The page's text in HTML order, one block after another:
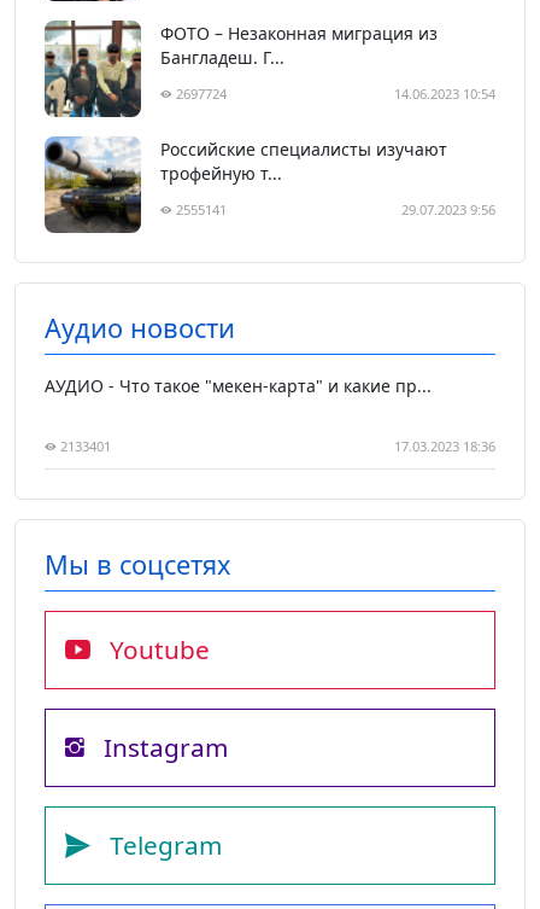
ФОТО – Незаконная миграция из
Бангладеш. Г...
2697724 14.06.2023 10:54
Российские специалисты изучают
трофейную т...
2555141 29.07.2023 9:56
Аудио новости
АУДИО - Что такое "мекен-карта" и какие пр...
2133401 17.03.2023 18:36
Мы в соцсетях
Youtube
Instagram
Telegram